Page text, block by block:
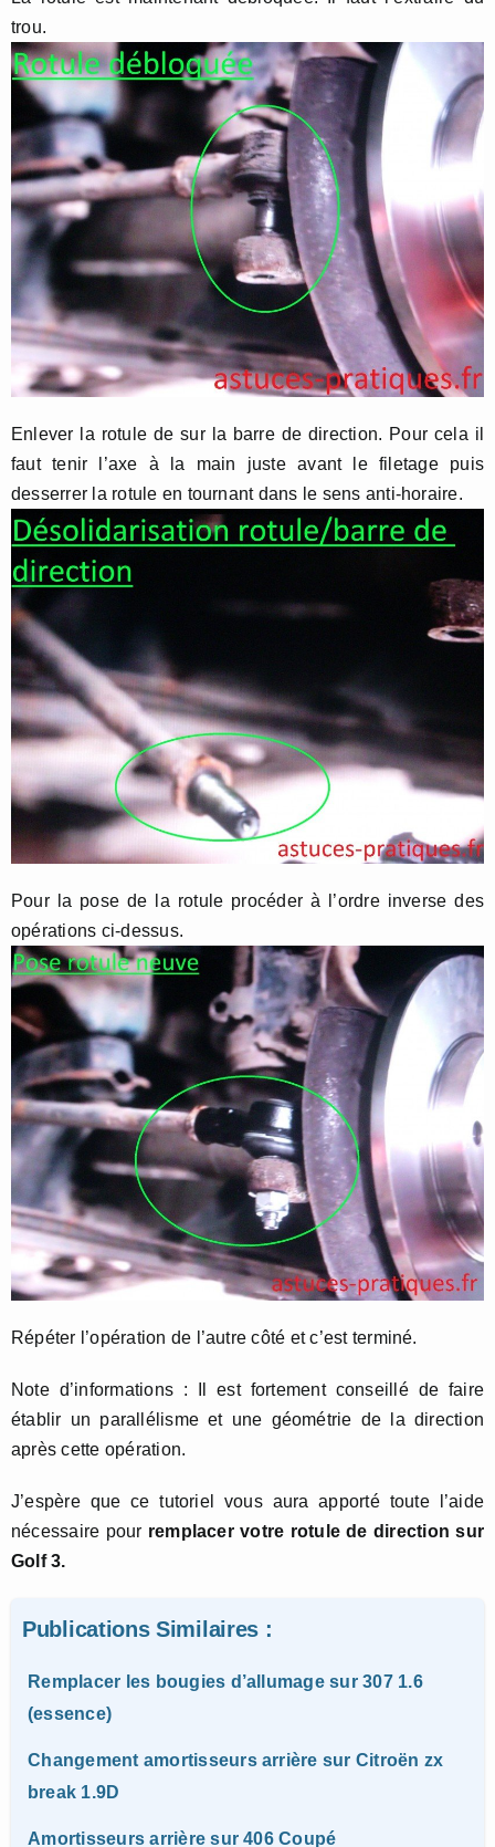
trou.
Enlever la rotule de sur la barre de direction. Pour cela il
faut tenir l’axe à la main juste avant le filetage puis
desserrer la rotule en tournant dans le sens anti-horaire.
Pour la pose de la rotule procéder à l’ordre inverse des
opérations ci-dessus.
Répéter l’opération de l’autre côté et c’est terminé.
Note d’informations : Il est fortement conseillé de faire
établir un parallélisme et une géométrie de la direction
après cette opération.
J’espère que ce tutoriel vous aura apporté toute l’aide
nécessaire pour remplacer votre rotule de direction sur
Golf 3.
Publications Similaires :
Remplacer les bougies d’allumage sur 307 1.6
(essence)
Changement amortisseurs arrière sur Citroën zx
break 1.9D
Amortisseurs arrière sur 406 Coupé